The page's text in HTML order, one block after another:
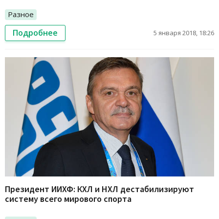
Разное
Подробнее 5 января 2018, 18:26
Президент ИИХФ: КХЛ и НХЛ дестабилизируют
систему всего мирового спорта